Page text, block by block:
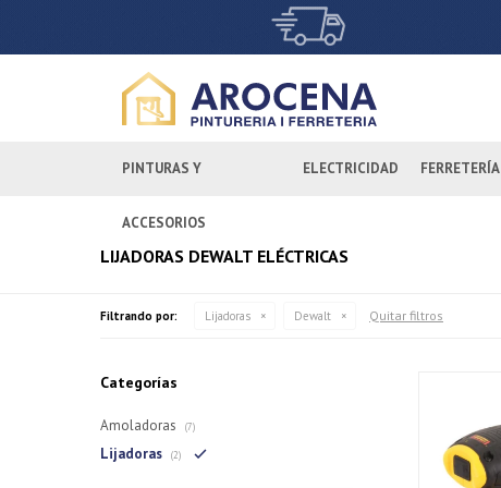
PINTURAS Y
ACCESORIOS
ELECTRICIDAD FERRETERÍA
LIJADORAS DEWALT ELÉCTRICAS
Filtrando por: Lijadoras Dewalt Quitar filtros
Categorías
Amoladoras (7)
Lijadoras (2)